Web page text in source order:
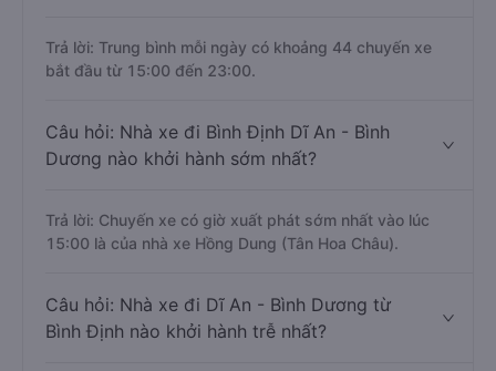
Trả lời: Trung bình mỗi ngày có khoảng 44 chuyến xe
bắt đầu từ 15:00 đến 23:00.
Câu hỏi: Nhà xe đi Bình Định Dĩ An - Bình
Dương nào khởi hành sớm nhất?
Trả lời: Chuyến xe có giờ xuất phát sớm nhất vào lúc
15:00 là của nhà xe Hồng Dung (Tân Hoa Châu).
Câu hỏi: Nhà xe đi Dĩ An - Bình Dương từ
Bình Định nào khởi hành trễ nhất?